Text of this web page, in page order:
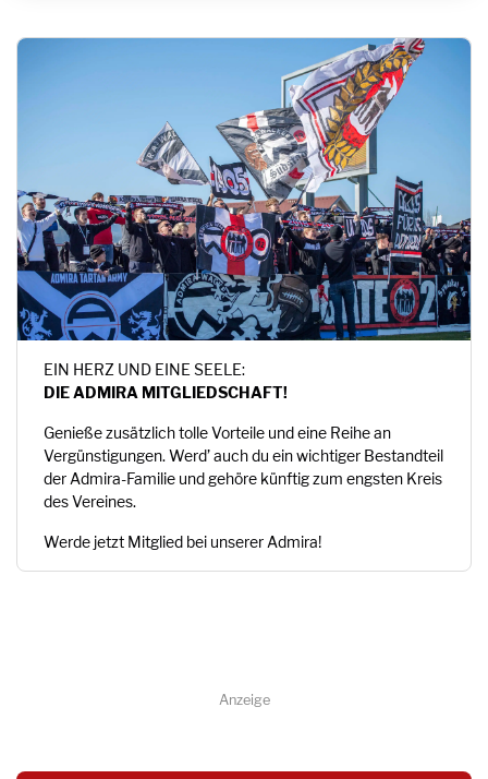
EIN HERZ UND EINE SEELE:
DIE ADMIRA MITGLIEDSCHAFT!
Genieße zusätzlich tolle Vorteile und eine Reihe an
Vergünstigungen. Werd’ auch du ein wichtiger Bestandteil
der Admira-Familie und gehöre künftig zum engsten Kreis
des Vereines.
Werde jetzt Mitglied bei unserer Admira!
Anzeige